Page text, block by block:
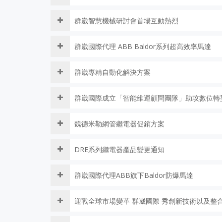
群崴智慧機械研討會首場互動熱烈
群崴國際代理 ABB Baldor系列超高效率馬達
群崴專精自動化解決方案
群崴國際成立「智能維運顧問團隊」助攻數位轉
魏德米勒網管繼電器促銷方案
DRE系列繼電器產品變更通知
群崴國際代理ABB旗下Baldor防爆馬達
迎戰全球市場變革 群崴國際 秀創新技術以及整